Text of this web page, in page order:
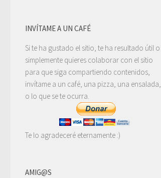
INVÍTAME A UN CAFÉ
Si te ha gustado el sitio, te ha resultado útil o
simplemente quieres colaborar con el sitio
para que siga compartiendo contenidos,
invítame a un café, una pizza, una ensalada,
o lo que se te ocurra.
Te lo agradeceré eternamente :)
AMIG@S